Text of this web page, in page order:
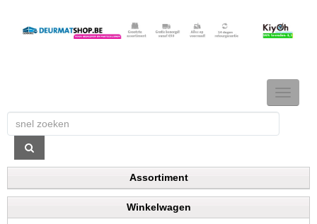
TOGGLE
Assortiment
Winkelwagen